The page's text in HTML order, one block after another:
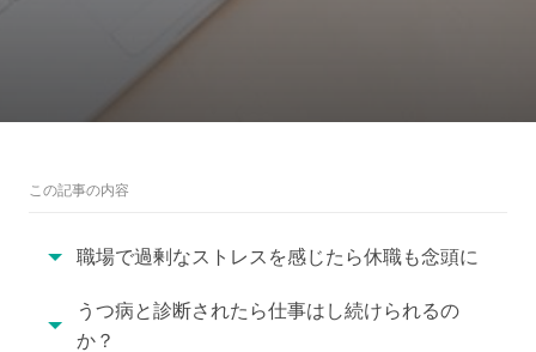
この記事の内容
職場で過剰なストレスを感じたら休職も念頭に
うつ病と診断されたら仕事はし続けられるの
か？